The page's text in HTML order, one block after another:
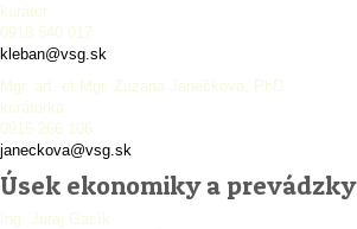
kurátor
0918 540 017
kleban@vsg.sk
Mgr. art. et Mgr. Zuzana Janečková, PhD.
kurátorka
0915 266 106
janeckova@vsg.sk
Úsek ekonomiky a prevádzky
Ing. Juraj Gacík